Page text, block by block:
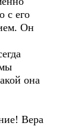
с его
Он
она
Вера